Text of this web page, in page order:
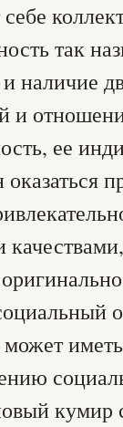
так
наличие
и
ее
кумир